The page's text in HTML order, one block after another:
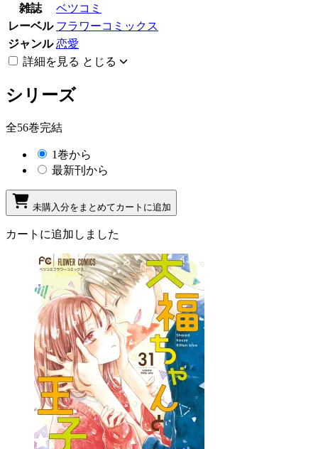
雑誌
ベツコミ
レーベル フラワーコミックス
ジャンル 恋愛
詳細を見る とじる
シリーズ
全56巻完結
1巻から
最新刊から
未購入分をまとめてカートに追加
カートに追加しました